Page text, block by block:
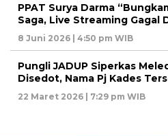
PPAT Surya Darma
Saga, Live Streaming Gagal
8 Juni 2026 | 4:50 pm WIB
Pungli JADUP Siperkas
Disedot, Nama Pj Kades
22 Maret 2026 | 7:29 pm WIB